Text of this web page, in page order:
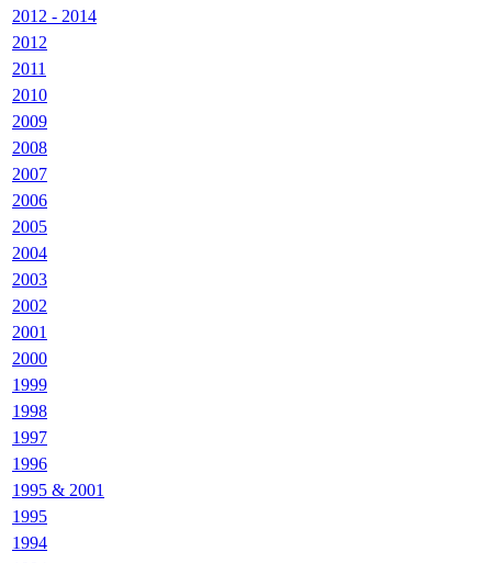
2012 - 2014
2012
2011
2010
2009
2008
2007
2006
2005
2004
2003
2002
2001
2000
1999
1998
1997
1996
1995 & 2001
1995
1994